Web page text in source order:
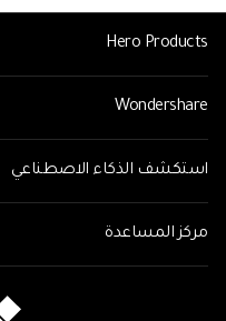
Hero Products
Wondershare
استكشف الذكاء الاصطناعي
مركز المساعدة